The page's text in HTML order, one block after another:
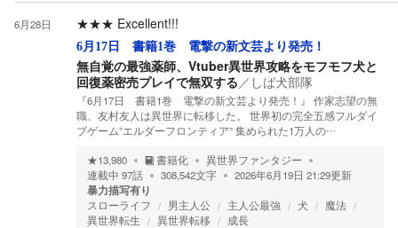
6月28日 ★★★ Excellent!!!
6月17日 書籍1巻 電撃の新文芸より発売！
無自覚の最強薬師、Vtuber異世界攻略をモフモフ犬と
回復薬密売プレイで無双する／ しば犬部隊
『6月17日 書籍1巻 電撃の新文芸より発売！』 作家志望の無
職、友村友人は異世界に転移した。 世界初の完全五感フルダイ
ブゲーム”エルダーフロンティア” 集められた1万人の…
★13,980 書籍化
異世界ファンタジー
連載中 97話 308,542文字 2026年6月19日 21:29更新
暴力描写有り
スローライフ 男主人公 主人公最強 犬
魔法
異世界転生
異世界転移 成長